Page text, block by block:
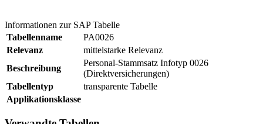
Informationen zur SAP Tabelle
Tabellenname
PA0026
Relevanz
mittelstarke Relevanz
Beschreibung
Personal-Stammsatz Infotyp 0026
(Direktversicherungen)
Tabellentyp
transparente Tabelle
Applikationsklasse